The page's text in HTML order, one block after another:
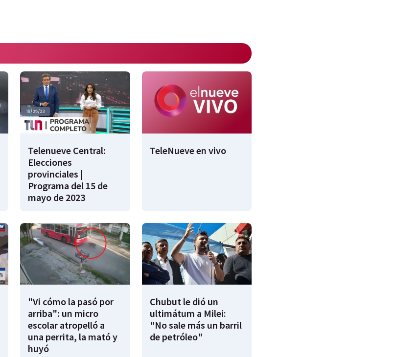
Telenueve Central:
Elecciones
provinciales |
Programa del 15 de
mayo de 2023
TeleNueve en vivo
"Vi cómo la pasó por
arriba": un micro
escolar atropelló a
una perrita, la mató y
huyó
Chubut le dió un
ultimátum a Milei:
"No sale más un barril
de petróleo"